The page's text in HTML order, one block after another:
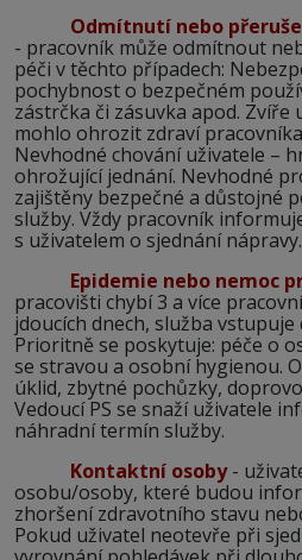
Odmítnutí nebo
- pracovník může odmítnout
péči v těchto případech:
pochybnost o bezpečném
zástrčka či zásuvka apod. Zvíře
mohlo ohrozit zdraví
Nevhodné chování uživatele –
ohrožující jednání. Nevhodné
zajištěny bezpečné a důstojné
služby. Vždy pracovník
s uživatelem o sjednání nápravy.
Epidemie nebo nemoc
pracovišti chybí 3 a více
jdoucích dnech, služba
Prioritně se poskytuje: péče o
se stravou a osobní hygienou.
úklid, zbytné pochůzky,
Vedoucí PS se snaží uživatele
náhradní termín služby.
Kontaktní osoby-
osobu/osoby, které budou
zhoršení zdravotního stavu
Pokud uživatel neotevře při